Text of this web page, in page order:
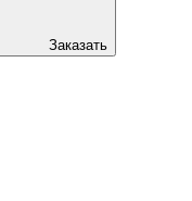
Заказать